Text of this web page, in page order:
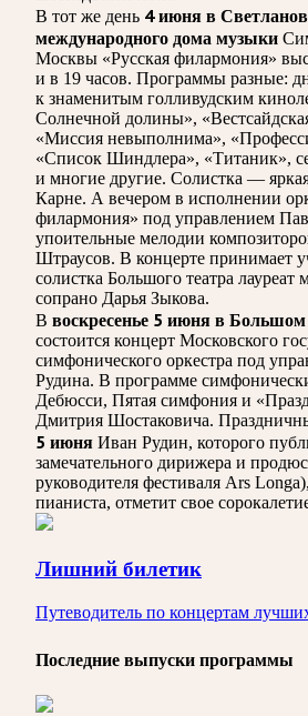
В тот же день 4 июня в
международного дома музыки
Москвы «Русская филармония»
и в 19 часов. Программы разные:
к знаменитым голливудским
Солнечной долины»,
«Миссия невыполнима»,
«Список Шиндлера», «Титаник»,
и многие другие. Солистка —
Карне. А вечером в исполнении
филармония» под управлением
упоительные мелодии
Штраусов. В концерте принимает
солистка Большого театра
сопрано Дарья Зыкова.
В воскресенье 5 июня в Большом
состоится концерт Московского
симфонического оркестра под
Рудина. В программе
Дебюсси, Пятая симфония и
Дмитрия Шостаковича.
5 июня Иван Рудин, которого
замечательного дирижера и
руководителя фестиваля Ars
пианиста, отметит свое
Лишний билетик
Путеводитель по концертам
Последние выпуски программы